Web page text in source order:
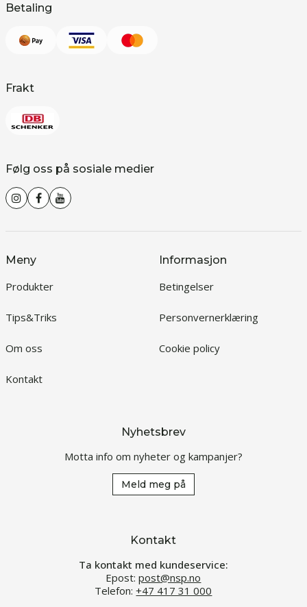
Betaling
Frakt
Følg oss på sosiale medier
Meny
Produkter
Tips&Triks
Om oss
Kontakt
Informasjon
Betingelser
Personvernerklæring
Cookie policy
Nyhetsbrev
Motta info om nyheter og kampanjer?
Meld meg på
Kontakt
Ta kontakt med kundeservice:
Epost:post@nsp.no
Telefon:+47 417 31 000